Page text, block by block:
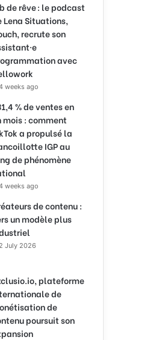
de rêve : le podcast
Lena Situations,
recrute son
avec
weeks ago
% de ventes en
mois : comment
a propulsé la
IGP au
de phénomène
weeks ago
de contenu :
un modèle plus
2 July 2026
plateforme
de
de
poursuit son